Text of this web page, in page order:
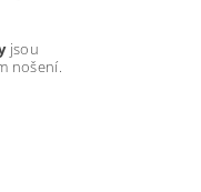
jsou
nošení.